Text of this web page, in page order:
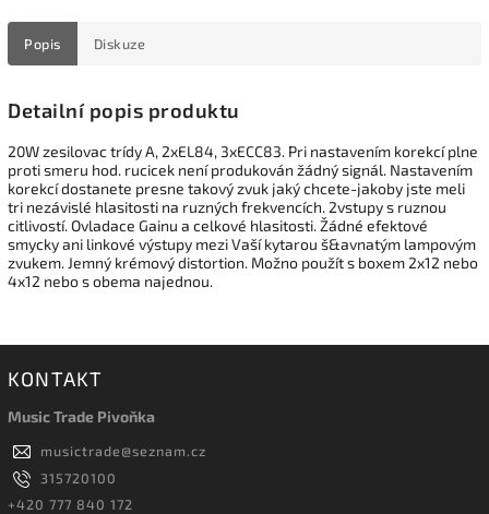
Popis Diskuze
Detailní popis produktu
20W zesilovac trídy A, 2xEL84, 3xECC83. Pri nastavením korekcí plne
proti smeru hod. rucicek není produkován žádný signál. Nastavením
korekcí dostanete presne takový zvuk jaký chcete-jakoby jste meli
tri nezávislé hlasitosti na ruzných frekvencích. 2vstupy s ruznou
citlivostí. Ovladace Gainu a celkové hlasitosti. Žádné efektové
smycky ani linkové výstupy mezi Vaší kytarou š&avnatým lampovým
zvukem. Jemný krémový distortion. Možno použít s boxem 2x12 nebo
4x12 nebo s obema najednou.
KONTAKT
Music Trade Pivoňka
musictrade@seznam.cz
315720100
+420 777 840 172